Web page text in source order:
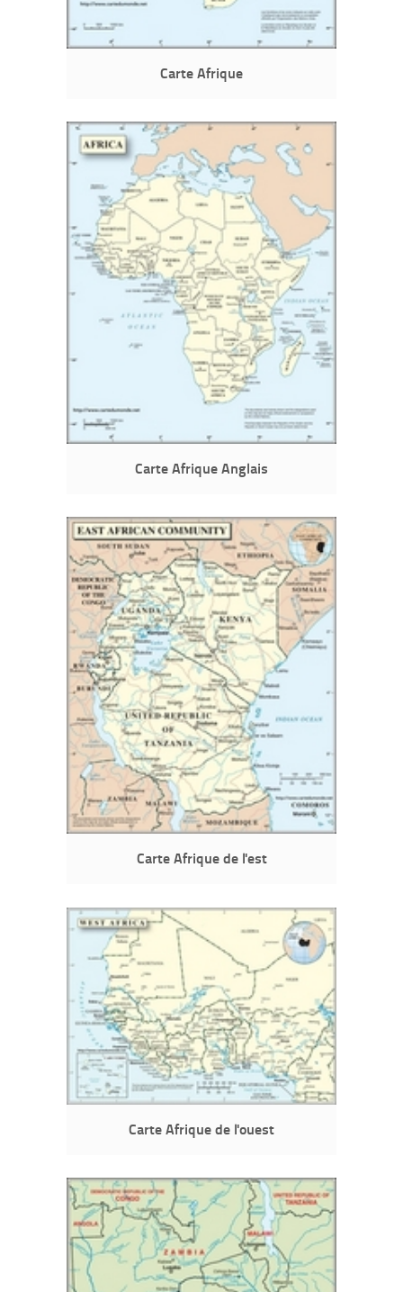
Carte Afrique
Carte Afrique Anglais
Carte Afrique de l'est
Carte Afrique de l'ouest